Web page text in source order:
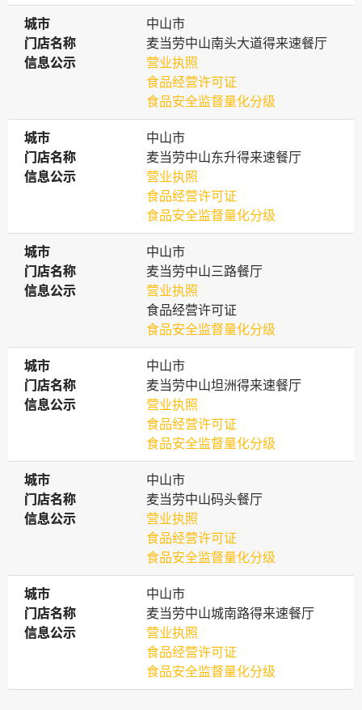
城市
城市
中山市
门店名称
门店名称
麦当劳中山南头大道得来速餐厅
信息公示
信息公示
营业执照
食品经营许可证
食品安全监督量化分级
城市
城市
中山市
门店名称
门店名称
麦当劳中山东升得来速餐厅
信息公示
信息公示
营业执照
食品经营许可证
食品安全监督量化分级
城市
城市
中山市
门店名称
门店名称
麦当劳中山三路餐厅
信息公示
信息公示
营业执照
食品经营许可证
食品安全监督量化分级
城市
城市
中山市
门店名称
门店名称
麦当劳中山坦洲得来速餐厅
信息公示
信息公示
营业执照
食品经营许可证
食品安全监督量化分级
城市
城市
中山市
门店名称
门店名称
麦当劳中山码头餐厅
信息公示
信息公示
营业执照
食品经营许可证
食品安全监督量化分级
城市
城市
中山市
门店名称
门店名称
麦当劳中山城南路得来速餐厅
信息公示
信息公示
营业执照
食品经营许可证
食品安全监督量化分级